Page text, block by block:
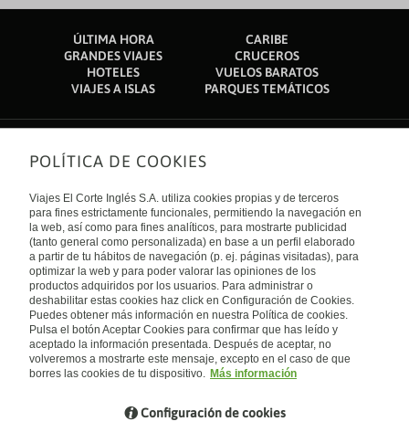
ÚLTIMA HORA
CARIBE
GRANDES VIAJES
CRUCEROS
HOTELES
VUELOS BARATOS
VIAJES A ISLAS
PARQUES TEMÁTICOS
Sobre nosotros
Quiénes somos
Financiación
Sostenibilidad
Turismo accesible
Tarjeta El Corte Inglés
Trabaja con nosotros
El Corte Inglés
Canal Ético
Enlaces de interés
Guías de viaje
Catálogos
Auto check-in
Condiciones Generales
Política de privacidad
Política de cookies
Accesibilidad
Empresas/ Grupos
Internacional
España
Visita nuestro blog
Blog de Viajes el Corte inglés
POLÍTICA DE COOKIES
Viajes El Corte Inglés S.A. utiliza cookies propias y de terceros
para fines estrictamente funcionales, permitiendo la navegación en
la web, así como para fines analíticos, para mostrarte publicidad
(tanto general como personalizada) en base a un perfil elaborado
a partir de tu hábitos de navegación (p. ej. páginas visitadas), para
optimizar la web y para poder valorar las opiniones de los
productos adquiridos por los usuarios. Para administrar o
deshabilitar estas cookies haz click en Configuración de Cookies.
Puedes obtener más información en nuestra Política de cookies.
Pulsa el botón Aceptar Cookies para confirmar que has leído y
aceptado la información presentada. Después de aceptar, no
volveremos a mostrarte este mensaje, excepto en el caso de que
borres las cookies de tu dispositivo. Más información
Configuración de cookies